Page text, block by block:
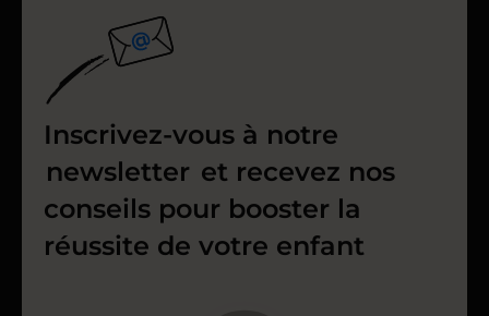
Inscrivez-vous à notre
newsletter et recevez nos
conseils pour booster la
réussite de votre enfant